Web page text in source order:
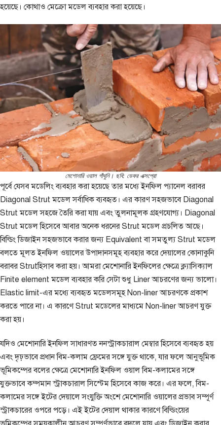
হয়েছে। কোথাও মেক্রো মডেল ব্যবহার করা হয়েছে।
মেশোনারি ওয়াল গাঁথুনি। ছবি: ডেকর এক্সপ্রো
পূর্বে যেসব মডেলিং ব্যবহার করা হয়েছে তার মধ্যে ইনফিল প্যানেল বরাবর
Diagonal Strut মডেল সর্বাধিক ব্যবহৃত। এর কারণ সহজভাবে Diagonal
Strut মডেল সহজে তৈরি করা যায় এবং তুলনামূলক গ্রহণযোগ্য। Diagonal
Strut মডেল হিসেবে আবার অনেক ধরনের Strut মডেল প্রচলিত আছে।
বিল্ডিং ডিজাইন সহজভাবে করার জন্য Equivalent বা সমতুল্য Strut মডেল
বলতে মূলত ইনফিল ওয়ালের উপাদানসমূহ ব্যবহার করে দেয়ালের কোনাকুনি
বরাবর Strutহিসাব করা হয়। আমরা মেশোনারি ইনফিলের ক্ষেত্রে ক্ল্যাসিক্যাল
Finite element মডেল ব্যবহার করি সেটা শুধু Liner আচরণের জন্য ভালো।
Elastic limit-এর মধ্যে ব্যবহৃত মডেলসমূহ Non-liner আচরণকে প্রকাশ
করতে পারে না। এ কারণে Strut মডেলের মাধ্যমে Non-liner আচরণ যুক্ত
করা হয়।
যদিও মেশোনারি ইনফিল সাধারণত ননস্ট্রাকচারাল মেম্বার হিসেবে ব্যবহৃত হয়
এবং দৃঢ়ভাবে প্রধান বিম-কলাম ফ্রেমের সঙ্গে যুক্ত থাকে, যার ফলে আনুভূমিক
ভূমিকম্পের বলের ক্ষেত্রে মেশোনারি ইনফিল ওয়াল বিম-কলামের সঙ্গে
যুক্তভাবে কম্পমান স্ট্রাকচারাল সিস্টেম হিসেবে কাজ করে। এর ফলে, বিম-
কলামের সঙ্গে ইটের দেয়ালে সংযুক্তি অংশে মেশোনারি ওয়ালের প্রভাব সম্পূর্ণ
স্ট্রাকচারের ওপরে পড়ে। এই ইটের দেয়াল থাকার কারণে বিল্ডিংয়ের